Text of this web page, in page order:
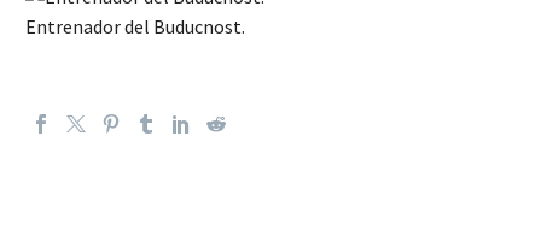
Entrenador del Buducnost.